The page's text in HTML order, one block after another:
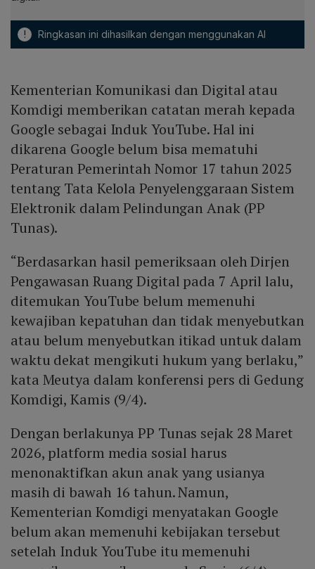
! Ringkasan ini dihasilkan dengan menggunakan AI
Kementerian Komunikasi dan Digital atau
Komdigi memberikan catatan merah kepada
Google sebagai Induk YouTube. Hal ini
dikarena Google belum bisa mematuhi
Peraturan Pemerintah Nomor 17 tahun 2025
tentang Tata Kelola Penyelenggaraan Sistem
Elektronik dalam Pelindungan Anak (PP
Tunas).
“Berdasarkan hasil pemeriksaan oleh Dirjen
Pengawasan Ruang Digital pada 7 April lalu,
ditemukan YouTube belum memenuhi
kewajiban kepatuhan dan tidak menyebutkan
atau belum menyebutkan itikad untuk dalam
waktu dekat mengikuti hukum yang berlaku,”
kata Meutya dalam konferensi pers di Gedung
Komdigi, Kamis (9/4).
Dengan berlakunya PP Tunas sejak 28 Maret
2026, platform media sosial harus
menonaktifkan akun anak yang usianya
masih di bawah 16 tahun. Namun,
Kementerian Komdigi menyatakan Google
belum akan memenuhi kebijakan tersebut
setelah Induk YouTube itu memenuhi